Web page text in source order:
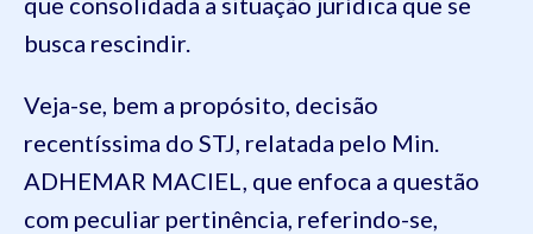
busca rescindir.
Veja-se, bem a propósito, decisão
recentíssima do STJ, relatada pelo Min.
ADHEMAR MACIEL, que enfoca a questão
com peculiar pertinência, referindo-se,